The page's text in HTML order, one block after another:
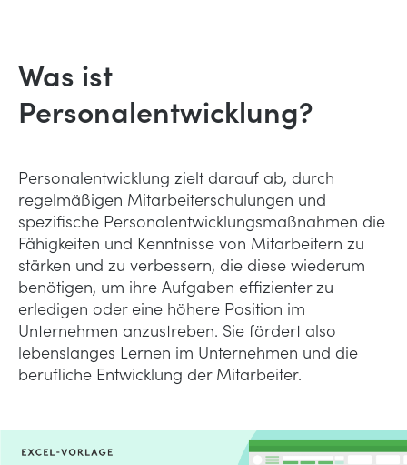
Was ist
Personalentwicklung?
Personalentwicklung zielt darauf ab, durch
regelmäßigen Mitarbeiterschulungen und
spezifische Personalentwicklungsmaßnahmen die
Fähigkeiten und Kenntnisse von Mitarbeitern zu
stärken und zu verbessern, die diese wiederum
benötigen, um ihre Aufgaben effizienter zu
erledigen oder eine höhere Position im
Unternehmen anzustreben. Sie fördert also
lebenslanges Lernen im Unternehmen und die
berufliche Entwicklung der Mitarbeiter.